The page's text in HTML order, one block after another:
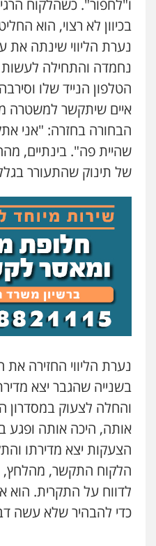
ו"לחפור". כשהלקוח
בכיוון לא רצוי, הוא
נערת הליווי שינתה את
נחמדה והתחילה
הטלפון הנייד שלו
איים שיתקשר למשטרה
הבחורה בחזרה: "אני
שהיית פה". בינתיים,
של תינוק שהתעורר
נערת הליווי החזירה
בשנייה שהגבר יצא
והחלה לצעוק במסדרון
אותה, היכה אותה
הצעקות יצא מדירתו
הלקוח התקשר, מהלחץ,
לדווח על התקרית. הוא
כדי להבהיר שלא עשה